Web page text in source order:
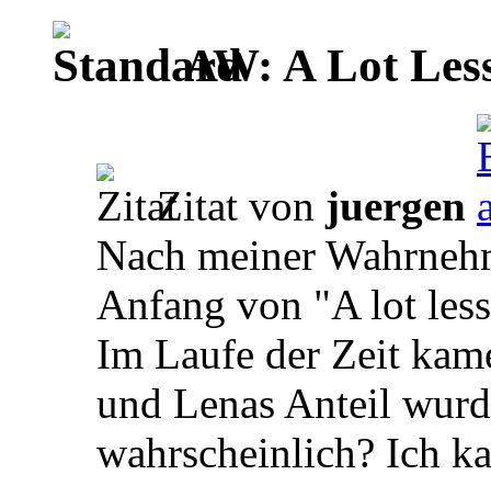
AW: A Lot
Zitat von juergen
Nach meiner
Anfang von "A lot
Im Laufe der Zeit
und Lenas Anteil
wahrscheinlich? Ich